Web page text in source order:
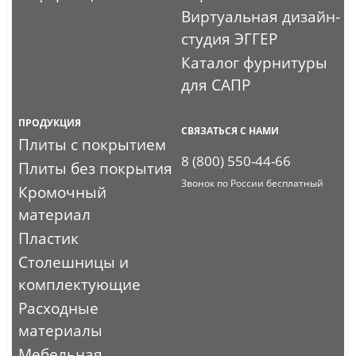
Виртуальная дизайн-
студия ЭГГЕР
Каталог фурнитуры
для САПР
ПРОДУКЦИЯ
Плиты с покрытием
Плиты без покрытия
Кромочный
материал
Пластик
Столешницы и
комплектующие
Расходные
материалы
СВЯЗАТЬСЯ С НАМИ
8 (800) 550-44-66
Звонок по России бесплатный